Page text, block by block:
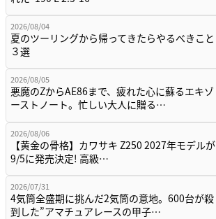
2026/08/04
夏のツーリングから帰ってきたらやるべきこと
３選
2026/08/05
悪魔のZからAE86まで、疲れた心に蘇るエキゾ
ーストノート。忙しい大人に贈る…
2026/08/06
【黄金の骨格】カワサキ Z250 2027年モデルが
9/5に発売決定! 高級…
2026/07/31
4気筒全盛期に挑んだ2気筒の意地。600台が殺
到した”アマチュアレースの甲子…